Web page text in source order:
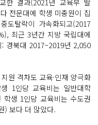
한 결과(2021년 교육부 발
전문대에 학생 미충원이 집
도탈락이 가속화되고(2017
최근 3년간 지방 국립대에
경북대 2017~2019년 2,050
원 격차도 교육·인재 양극화
1인당 교육비는 일반대학
생 1인당 교육비는 수도권
) 보다 더 많았다.